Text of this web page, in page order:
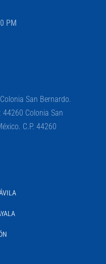
PM
Colonia San Bernardo.
44260 Colonia San
C.P. 44260